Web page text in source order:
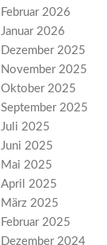
Februar 2026
Januar 2026
Dezember 2025
November 2025
Oktober 2025
September 2025
Juli 2025
Juni 2025
Mai 2025
April 2025
März 2025
Februar 2025
Dezember 2024